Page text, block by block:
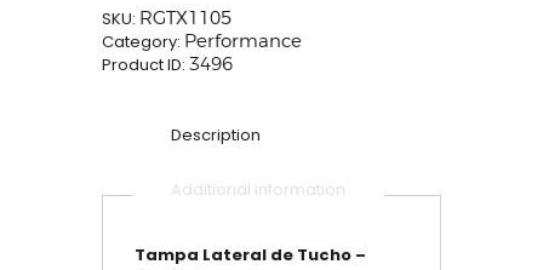
SKU: RGTX1105
Category: Performance
Product ID: 3496
Description
Additional information
Tampa Lateral de Tucho –